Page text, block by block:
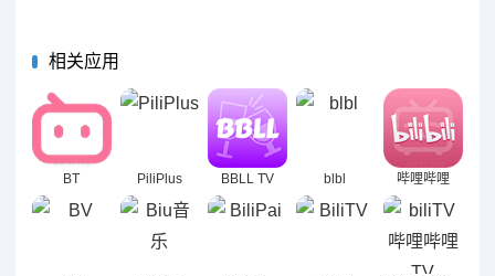
相关应用
BT PiliPlus BBLL TV blbl 哔哩哔哩